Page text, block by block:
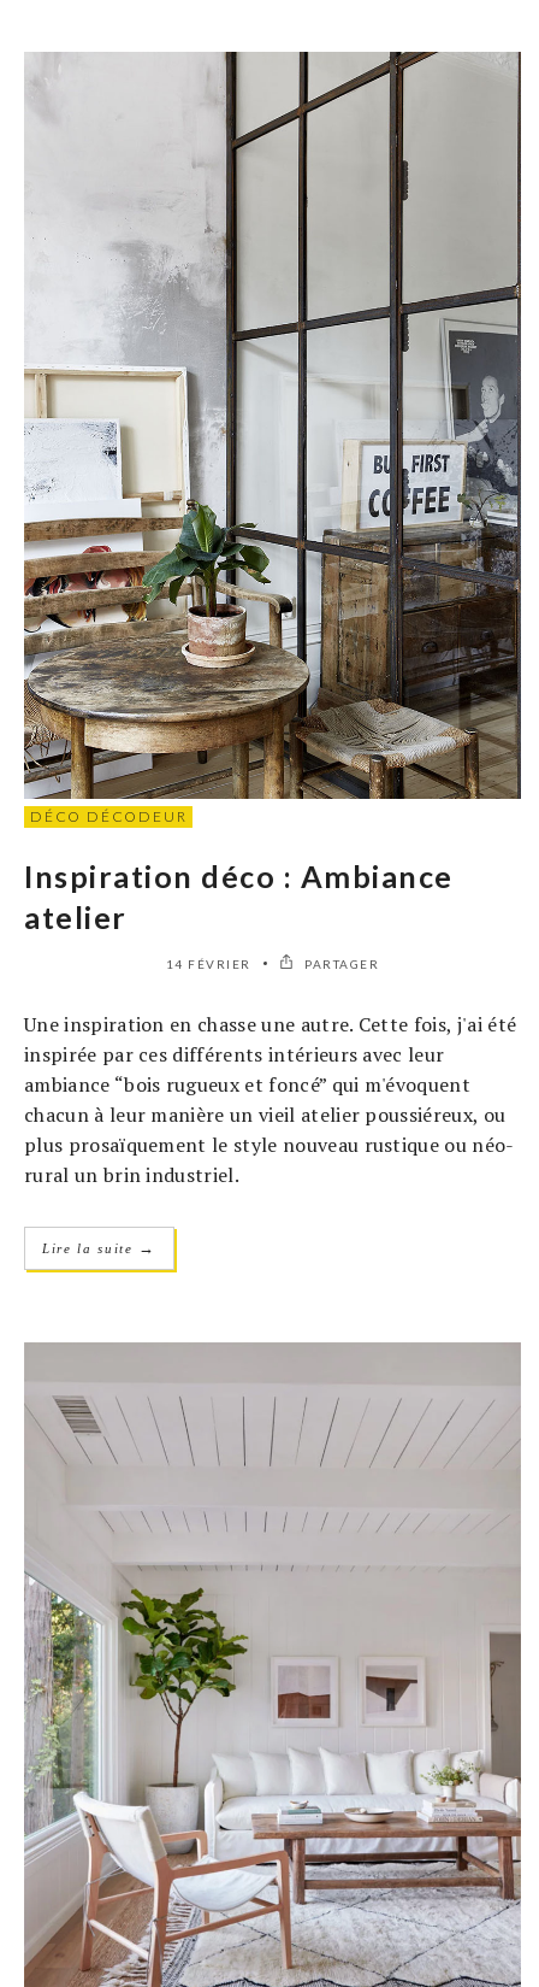
DÉCO DÉCODEUR
Inspiration déco : Ambiance
atelier
14 FÉVRIER PARTAGER
Une inspiration en chasse une autre. Cette fois, j'ai été
inspirée par ces différents intérieurs avec leur
ambiance “bois rugueux et foncé” qui m'évoquent
chacun à leur manière un vieil atelier poussiéreux, ou
plus prosaïquement le style nouveau rustique ou néo-
rural un brin industriel.
Lire la suite →